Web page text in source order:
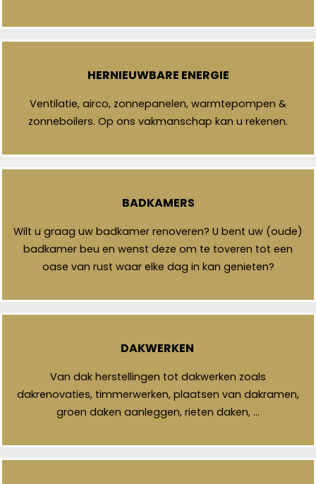
HERNIEUWBARE ENERGIE
Ventilatie, airco, zonnepanelen, warmtepompen &
zonneboilers. Op ons vakmanschap kan u rekenen.
BADKAMERS
Wilt u graag uw badkamer renoveren? U bent uw (oude)
badkamer beu en wenst deze om te toveren tot een
oase van rust waar elke dag in kan genieten?
DAKWERKEN
Van dak herstellingen tot dakwerken zoals
dakrenovaties, timmerwerken, plaatsen van dakramen,
groen daken aanleggen, rieten daken, …